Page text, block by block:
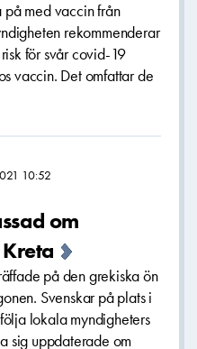
på med vaccin från
rekommenderar
för svår covid-19
vaccin. Det omfattar de
10:52
om
på den grekiska ön
Svenskar på plats i
lokala myndigheters
sig uppdaterade om